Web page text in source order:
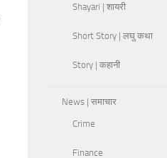
Shayari | शायरी
Short Story | लघु कथा
Story | कहानी
News | समाचार
Crime
Finance